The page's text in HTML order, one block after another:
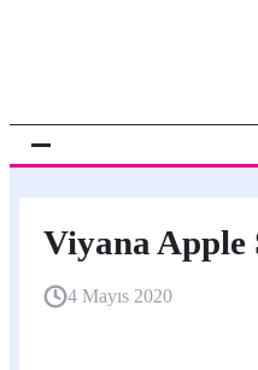
Viyana Apple
4 Mayıs 2020